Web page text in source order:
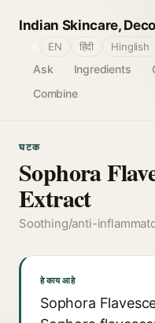
Indian Skincare,
Ask Ingredients
Combine
EN हिंदी Hinglish
घटक
Sophora
Extract
Soothing/anti-
हे काय आहे
Sophora